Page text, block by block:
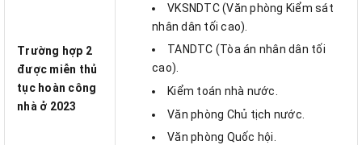
Trường hợp 2
được miễn thủ
tục hoàn công
nhà ở 2023
VKSNDTC (Văn phòng Kiểm sát
nhân dân tối cao).
TANDTC (Tòa án nhân dân tối
cao).
Kiểm toán nhà nước.
Văn phòng Chủ tịch nước.
Văn phòng Quốc hội.